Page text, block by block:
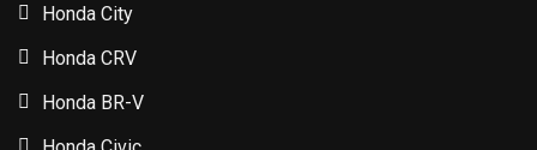
Honda City
Honda CRV
Honda BR-V